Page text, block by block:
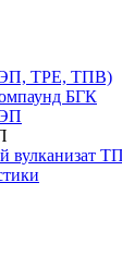
TPE, ТПВ)
БГК
вулканизат